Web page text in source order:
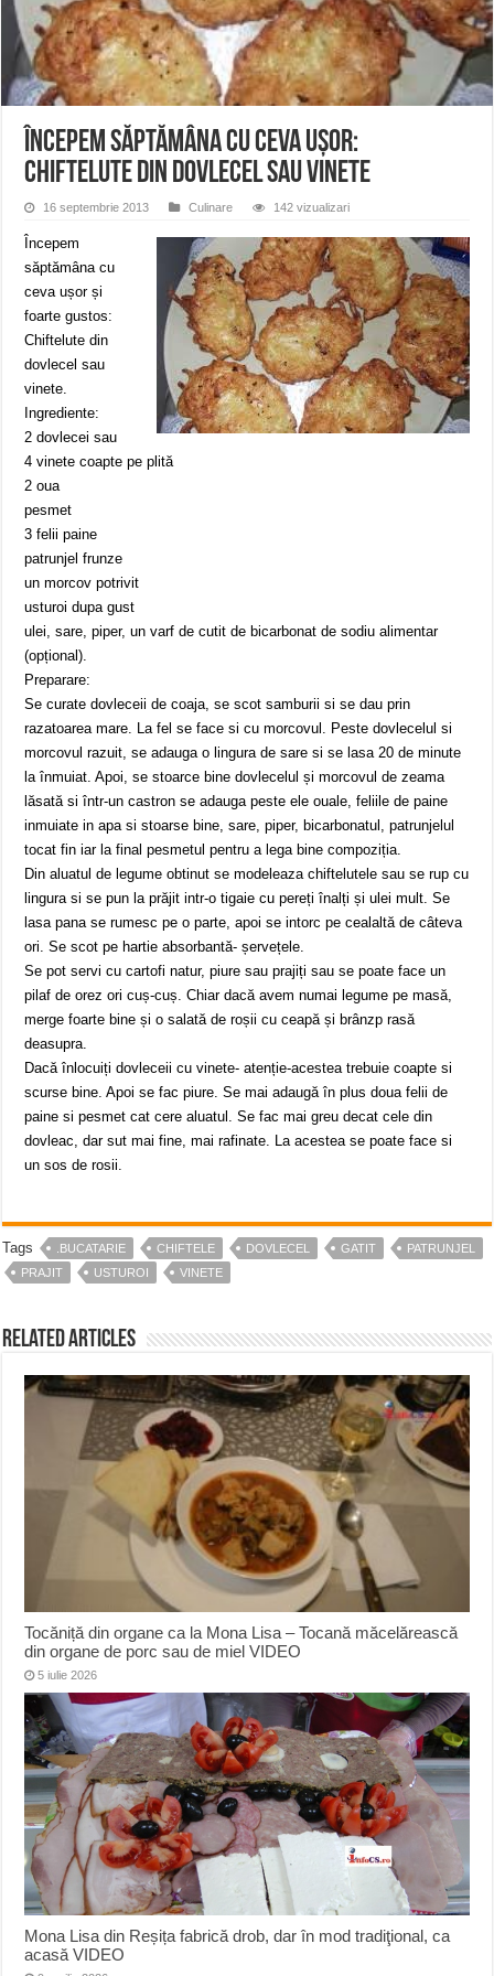
Miresme de lavandă, mentă și flori de vară și râsete de copii la Carașova VIDEO
ANUNȚ OPRIRE APĂ în Reșița – avarie – 04.08.2026 – str. Văliugului și
Începem săptămâna cu ceva ușor:
Chiftelute din dovlecel sau vinete
16 septembrie 2013 Culinare 142 vizualizari
Începem
săptămâna cu
ceva ușor și
foarte gustos:
Chiftelute din
dovlecel sau
vinete.
Ingrediente:
2 dovlecei sau
4 vinete coapte pe plită
2 oua
pesmet
3 felii paine
patrunjel frunze
un morcov potrivit
usturoi dupa gust
ulei, sare, piper, un varf de cutit de bicarbonat de sodiu alimentar
(opțional).
Preparare:
Se curate dovleceii de coaja, se scot samburii si se dau prin
razatoarea mare. La fel se face si cu morcovul. Peste dovlecelul si
morcovul razuit, se adauga o lingura de sare si se lasa 20 de minute
la înmuiat. Apoi, se stoarce bine dovlecelul și morcovul de zeama
lăsată si într-un castron se adauga peste ele ouale, feliile de paine
inmuiate in apa si stoarse bine, sare, piper, bicarbonatul, patrunjelul
tocat fin iar la final pesmetul pentru a lega bine compoziția.
Din aluatul de legume obtinut se modeleaza chiftelutele sau se rup cu
lingura si se pun la prăjit intr-o tigaie cu pereți înalți și ulei mult. Se
lasa pana se rumesc pe o parte, apoi se intorc pe cealaltă de câteva
ori. Se scot pe hartie absorbantă- șervețele.
Se pot servi cu cartofi natur, piure sau prajiți sau se poate face un
pilaf de orez ori cuș-cuș. Chiar dacă avem numai legume pe masă,
merge foarte bine și o salată de roșii cu ceapă și brânzp rasă
deasupra.
Dacă înlocuiți dovleceii cu vinete- atenție-acestea trebuie coapte si
scurse bine. Apoi se fac piure. Se mai adaugă în plus doua felii de
paine si pesmet cat cere aluatul. Se fac mai greu decat cele din
dovleac, dar sut mai fine, mai rafinate. La acestea se poate face si
un sos de rosii.
Tags .BUCATARIE CHIFTELE DOVLECEL GATIT
PATRUNJEL
PRAJIT
USTUROI VINETE
Related Articles
Tocăniță din organe ca la Mona Lisa – Tocană măcelărească
din organe de porc sau de miel VIDEO
5 iulie 2026
Mona Lisa din Reșița fabrică drob, dar în mod tradiţional, ca
acasă VIDEO